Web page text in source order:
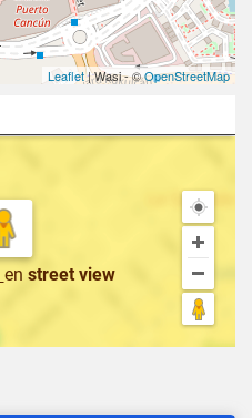
Leaflet| Wasi - ©OpenStreetMap
en street view